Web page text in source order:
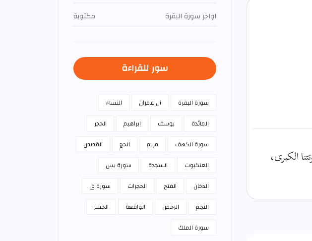
الكبرى،
اواخر سورة البقرة
مكتوبة
سور للقراءة
سورة البقرة آل عمران
النساء
المائدة
يوسف ابراهيم
الحجر
سورة الكهف
مريم الحج
القصص
العنكبوت
السجدة
سورة يس
الدخان
الفتح الحجرات
سورة ق
النجم
الرحمن الواقعة
الحشر
سورة الملك